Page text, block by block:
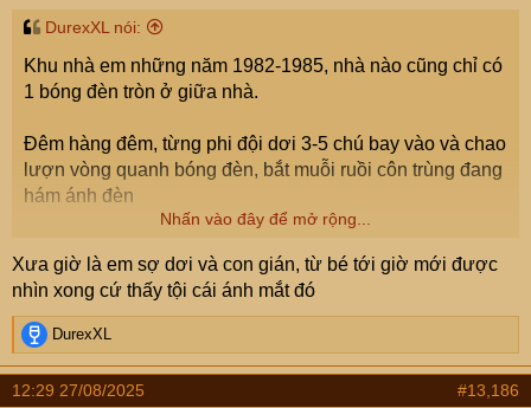
DurexXL nói:
Khu nhà em những năm 1982-1985, nhà nào cũng chỉ có
1 bóng đèn tròn ở giữa nhà.
Đêm hàng đêm, từng phi đội dơi 3-5 chú bay vào và chao
lượn vòng quanh bóng đèn, bắt muỗi ruồi côn trùng đang
hám ánh đèn
Nhấn vào đây để mở rộng...
Xưa giờ là em sợ dơi và con gián, từ bé tới giờ mới được
nhìn xong cứ thấy tội cái ánh mắt đó
R
e
a
c
DurexXL
12:29 27/08/2025 #13,186